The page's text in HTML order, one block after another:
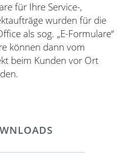
für Ihre Service-,
wurden für die
als sog. „E-Formulare“
können dann vom
beim Kunden vor Ort